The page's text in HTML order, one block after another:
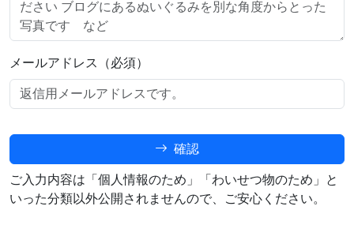
メールアドレス（必須）
確認
ご入力内容は「個人情報のため」「わいせつ物のため」と
いった分類以外公開されませんので、ご安心ください。